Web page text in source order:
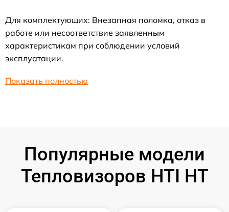
Для комплектующих: Внезапная поломка, отказ в
работе или несоответствие заявленным
характеристикам при соблюдении условий
эксплуатации.
Показать полностью
Популярные модели
Тепловизоров HTI HT